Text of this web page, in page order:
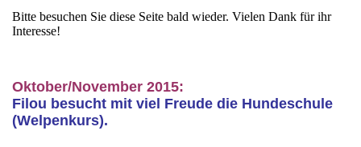
Bitte besuchen Sie diese Seite bald wieder. Vielen Dank für ihr
Interesse!
Oktober/November 2015:
Filou besucht mit viel Freude die Hundeschule
(Welpenkurs).